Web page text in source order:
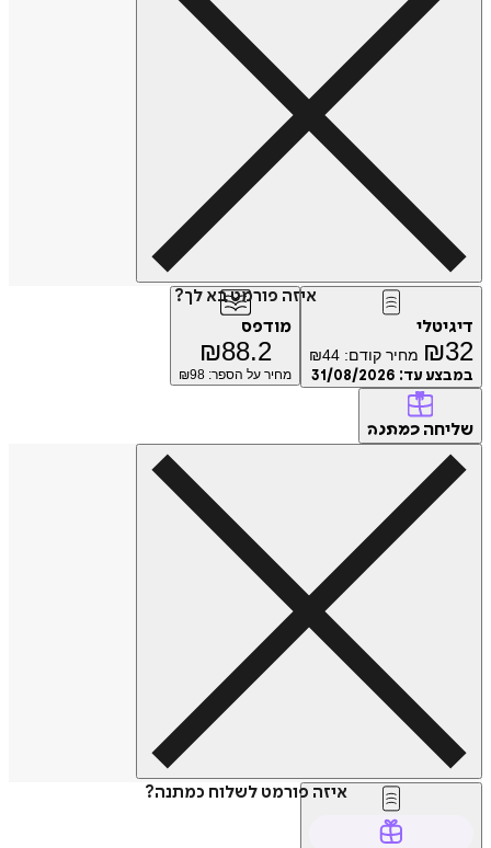
איזה פורמט בא לך?
דיגיטלי
₪32 מחיר קודם: ₪44
במבצע עד: 31/08/2026
מודפס
₪88.2
מחיר על הספר: ₪ 98
שליחה כמתנה
איזה פורמט לשלוח כמתנה?